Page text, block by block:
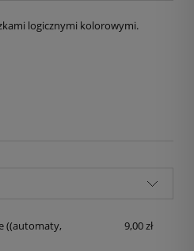
logicznymi kolorowymi.
((automaty,
9,00 zł